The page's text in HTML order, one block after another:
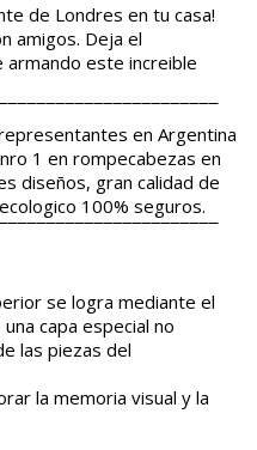
de Londres en tu casa!
amigos. Deja el
este increible
en Argentina
1 en rompecabezas en
diseños, gran calidad de
100% seguros.
se logra mediante el
capa especial no
las piezas del
la memoria visual y la